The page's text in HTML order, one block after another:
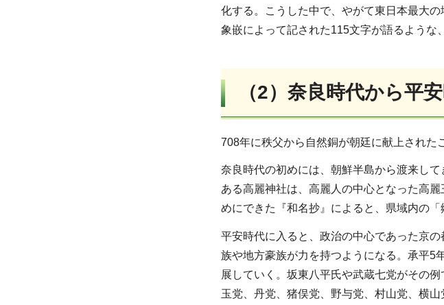
化する。こうした中で、やがて東日本最大
象嵌によって記された115文字が語るような
（2）奈良時代から平
708年に秩父から自然銅が朝廷に献上された
奈良時代の初めには、朝鮮半島から渡来し
ある高麗神社は、高麗人の中心となった高
めにできた『和名抄』によると、県域内の
平安時代に入ると、政治の中心であった京
族や地方豪族が力を持つようになる。承平5
展していく。坂東八平氏や武蔵七党がその
玉党、丹党、猪俣党、野与党、村山党、横